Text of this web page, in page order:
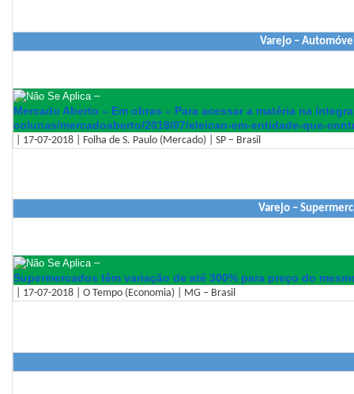
Varejo –
–
Mercado Aberto – Em obras – Para acessar a matéria na
colunas/mercadoaberto/2018/07/eleicao-em-entidade-que-
| 17-07-2018 | Folha de S. Paulo (Mercado) | SP – Brasil
Varejo –
–
Supermercados têm variação de até 300% para preço do
| 17-07-2018 | O Tempo (Economia) | MG – Brasil